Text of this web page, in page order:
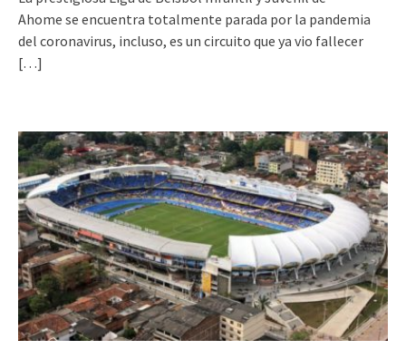
Ahome se encuentra totalmente parada por la pandemia
del coronavirus, incluso, es un circuito que ya vio fallecer
[…]